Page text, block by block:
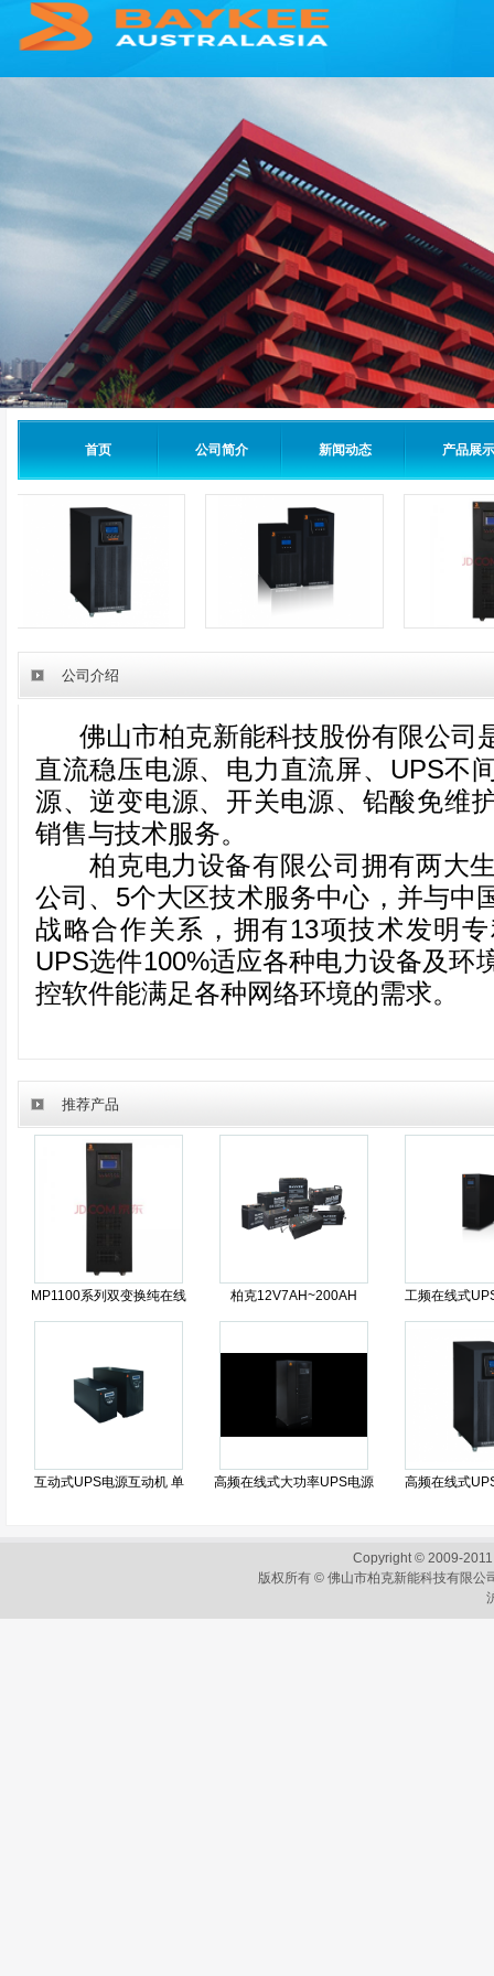
首页 公司简介 新闻动态 产品展示
公司介绍
佛山市柏克新能科技股份有限公司
直流稳压电源、电力直流屏、UPS不
源、逆变电源、开关电源、铅酸免维
销售与技术服务。
柏克电力设备有限公司拥有两大生
公司、5个大区技术服务中心，并与中
战略合作关系，拥有13项技术发明
UPS选件100%适应各种电力设备及环
控软件能满足各种网络环境的需求。
推荐产品
MP1100系列双变换纯在线
式UPS电源
柏克12V7AH~200AH
工频在线式
单出
互动式UPS电源互动机 单
高频在线式大功率UPS电源
高频在线式
Copyright © 2009-
版权所有 © 佛山市柏克新能科技有限